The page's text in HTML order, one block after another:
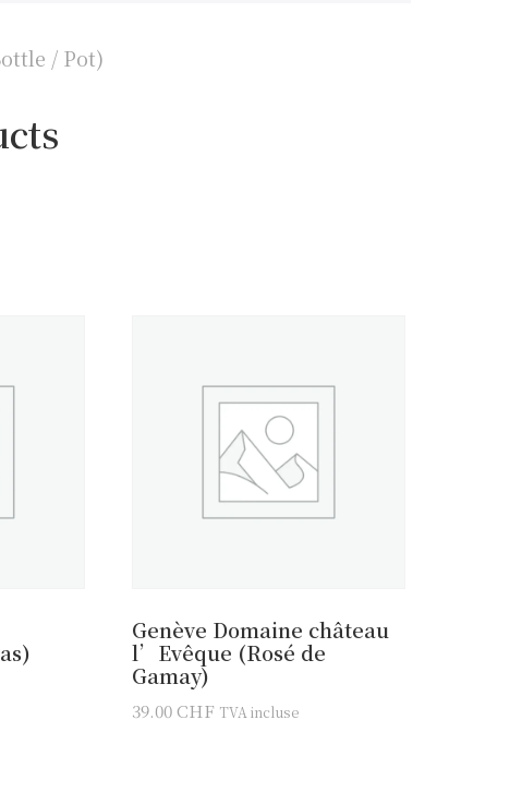
/ Pot)
Genève Domaine château
l’Evêque (Rosé de
Gamay)
39.00CHF TVA incluse